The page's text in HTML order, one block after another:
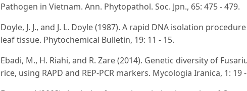
Pathogen in Vietnam. Ann. Phytopathol. Soc. Jpn., 65: 475 - 479.
Doyle, J. J., and J. L. Doyle (1987). A rapid DNA isolation
leaf tissue. Phytochemical Bulletin, 19: 11 - 15.
Ebadi, M., H. Riahi, and R. Zare (2014). Genetic diversity of
rice, using RAPD and REP-PCR markers. Mycologia Iranica, 1: 19